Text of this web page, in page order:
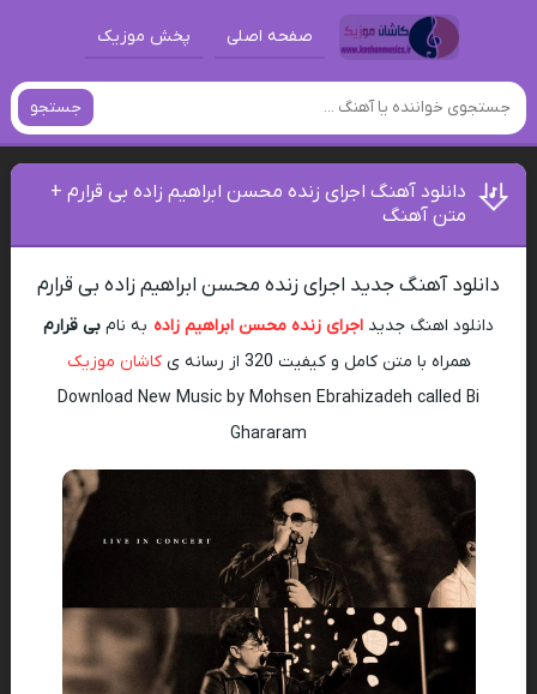
صفحه اصلی پخش موزیک
جستجو
دانلود آهنگ اجرای زنده محسن ابراهیم زاده بی قرارم +
متن آهنگ
دانلود آهنگ جدید اجرای زنده محسن ابراهیم زاده بی قرارم
دانلود اهنگ جدید اجرای زنده محسن ابراهیم زاده به نام بی قرارم
همراه با متن کامل و کیفیت 320 از رسانه ی
کاشان موزیک
Download New Music by Mohsen Ebrahizadeh called Bi
Ghararam